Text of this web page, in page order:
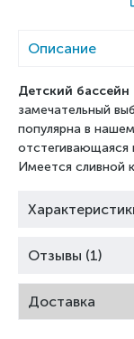
Описание
Детский
замечательный
популярна в
Имеется сливной
Отзывы (1)
Доставка